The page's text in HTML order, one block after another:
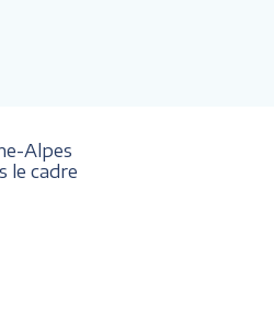
Alpes
le cadre